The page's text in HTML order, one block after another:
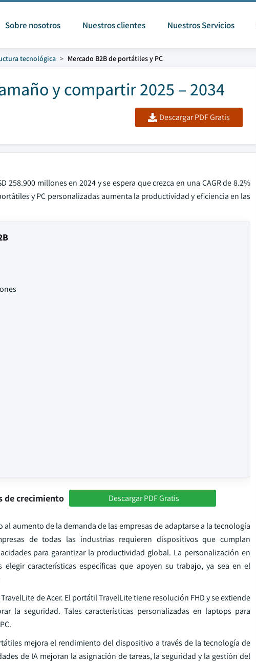
Sobre nosotros Nuestros clientes Nuestros Servicios
tecnológica Mercado B2B de portátiles y PC
y compartir 2025 – 2034
Descargar PDF Gratis
millones en 2024 y se espera que crezca en una CAGR de 8.2%
y PC personalizadas aumenta la productividad y eficiencia en las
de crecimiento Descargar PDF Gratis
aumento de la demanda de las empresas de adaptarse a la tecnología
de todas las industrias requieren dispositivos que cumplan
para garantizar la productividad global. La personalización en
características específicas que apoyen su trabajo, ya sea en el
de Acer. El portátil TravelLite tiene resolución FHD y se extiende
la seguridad. Tales características personalizadas en laptops para
mejora el rendimiento del dispositivo a través de la tecnología de
de IA mejoran la asignación de tareas, la seguridad y la gestión del